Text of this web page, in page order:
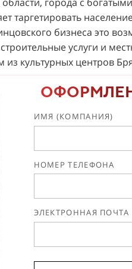
таргетировать
бизнеса это
услуги и
из культурных центров
ИМЯ (КОМПАНИЯ)
НОМЕР ТЕЛЕФОНА
ЭЛЕКТРОННАЯ ПОЧТА